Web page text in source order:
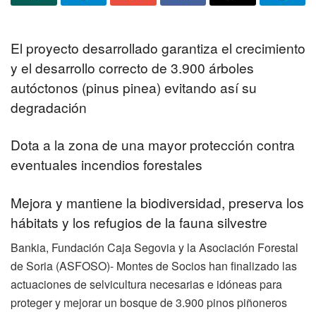
El proyecto desarrollado garantiza el crecimiento
y el desarrollo correcto de 3.900 árboles
autóctonos (pinus pinea) evitando así su
degradación
Dota a la zona de una mayor protección contra
eventuales incendios forestales
Mejora y mantiene la biodiversidad, preserva los
hábitats y los refugios de la fauna silvestre
Bankia, Fundación Caja Segovia y la Asociación Forestal
de Soria (ASFOSO)- Montes de Socios han finalizado las
actuaciones de selvicultura necesarias e idóneas para
proteger y mejorar un bosque de 3.900 pinos piñoneros